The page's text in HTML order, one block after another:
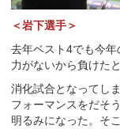
＜岩下選手＞
去年ベスト4でも今年
力がないから負けた
消化試合となってし
フォーマンスをだそ
明るみになった。そ